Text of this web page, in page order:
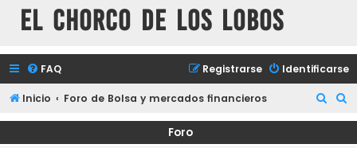
El chorco de los lobos
FAQ Identificarse
Registrarse
Inicio Foro de Bolsa y mercados financieros
u
u
Foro